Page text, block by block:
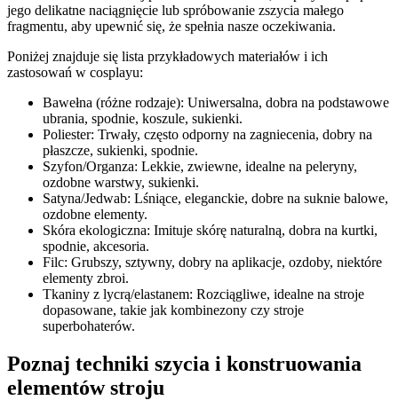
jego delikatne naciągnięcie lub spróbowanie zszycia małego
fragmentu, aby upewnić się, że spełnia nasze oczekiwania.
Poniżej znajduje się lista przykładowych materiałów i ich
zastosowań w cosplayu:
Bawełna (różne rodzaje): Uniwersalna, dobra na podstawowe
ubrania, spodnie, koszule, sukienki.
Poliester: Trwały, często odporny na zagniecenia, dobry na
płaszcze, sukienki, spodnie.
Szyfon/Organza: Lekkie, zwiewne, idealne na peleryny,
ozdobne warstwy, sukienki.
Satyna/Jedwab: Lśniące, eleganckie, dobre na suknie balowe,
ozdobne elementy.
Skóra ekologiczna: Imituje skórę naturalną, dobra na kurtki,
spodnie, akcesoria.
Filc: Grubszy, sztywny, dobry na aplikacje, ozdoby, niektóre
elementy zbroi.
Tkaniny z lycrą/elastanem: Rozciągliwe, idealne na stroje
dopasowane, takie jak kombinezony czy stroje
superbohaterów.
Poznaj techniki szycia i konstruowania
elementów stroju